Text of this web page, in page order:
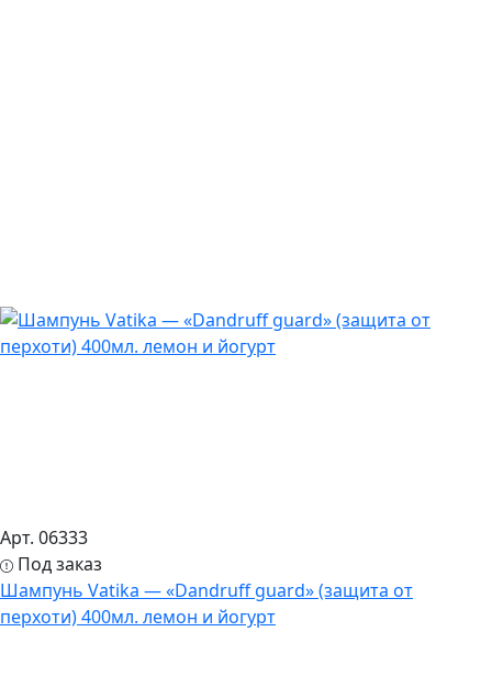
Арт. 06333
Под заказ
Шампунь Vatika — «Dandruff guard» (защита от
перхоти) 400мл. лемон и йогурт